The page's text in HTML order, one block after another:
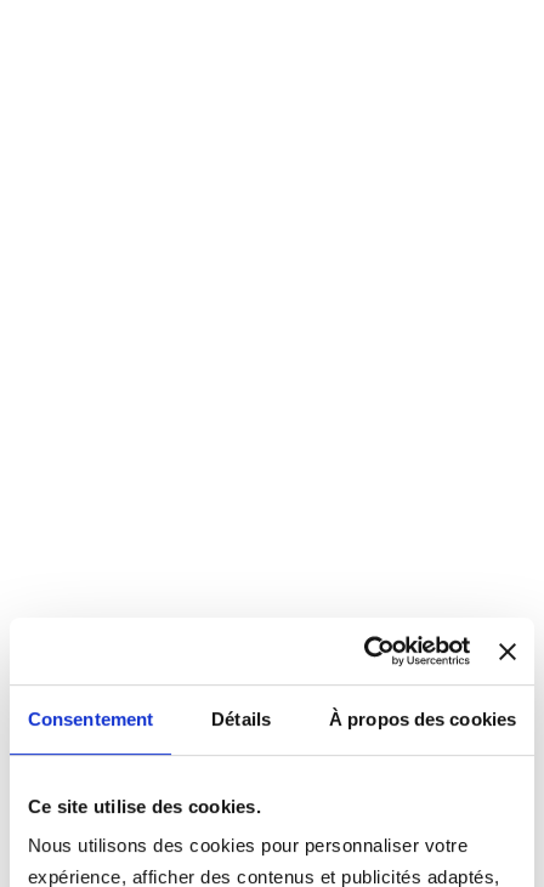
Consentement Détails À propos des cookies
Ce site utilise des cookies.
Nous utilisons des cookies pour personnaliser votre
expérience, afficher des contenus et publicités adaptés,